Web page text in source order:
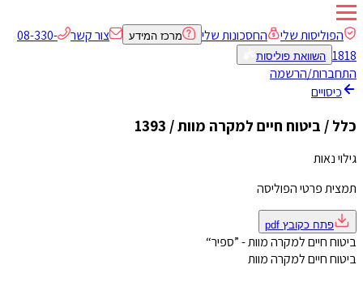
הפוליסות שלי החסכונות שלי מרכז המידע צור קשר
08-330-
1818
השוואת פוליסות
התחברות/הרשמה
כיסויים
כלל / ביטוח חיים למקרה מוות / 1393
גילוי נאות
תמצית פרטי הפוליסה
פתח כקובץpdf
ביטוח חיים למקרה מוות - ”ספיר“
ביטוח חיים למקרה מוות